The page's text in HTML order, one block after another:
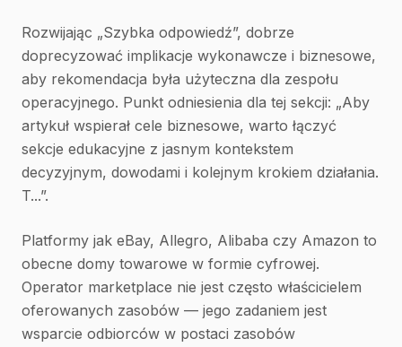
Rozwijając „Szybka odpowiedź”, dobrze
doprecyzować implikacje wykonawcze i biznesowe,
aby rekomendacja była użyteczna dla zespołu
operacyjnego. Punkt odniesienia dla tej sekcji: „Aby
artykuł wspierał cele biznesowe, warto łączyć
sekcje edukacyjne z jasnym kontekstem
decyzyjnym, dowodami i kolejnym krokiem działania.
T...”.
Platformy jak eBay, Allegro, Alibaba czy Amazon to
obecne domy towarowe w formie cyfrowej.
Operator marketplace nie jest często właścicielem
oferowanych zasobów — jego zadaniem jest
wsparcie odbiorców w postaci zasobów